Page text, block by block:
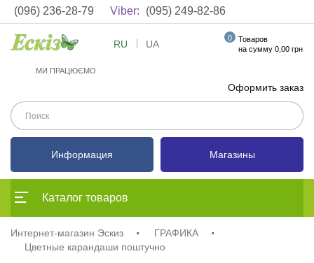
(096) 236-28-79 Viber: (095) 249-82-86
МИ ПРАЦЮЄМО
Оформить заказ
RU UA Товаров
0
на сумму 0,00 грн
Информация Магазины
Каталог товаров
Интернет-магазин Эскиз
ГРАФИКА
Цветные карандаши поштучно